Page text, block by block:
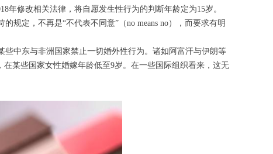
年修改相关法律，将自愿发生性行为的判断年龄定为15岁。
规定，不再是“不代表不同意”（no means no），而要求有明
中东与非洲国家禁止一切婚外性行为。诸如阿富汗与伊朗等
某些国家女性婚嫁年龄低至9岁。在一些国际组织看来，这无